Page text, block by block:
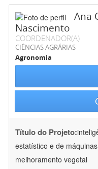
Ana
Nascimento
COORDENADOR(A)
CIÊNCIAS AGRÁRIAS
Agronomia
Título do Projeto:
estatístico e de
melhoramento vegetal